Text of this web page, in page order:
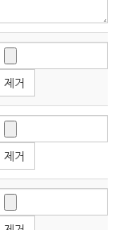
제거
제거